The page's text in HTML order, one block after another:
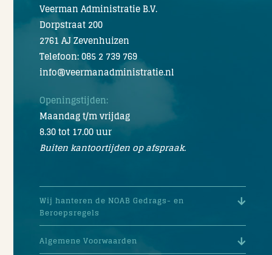
Veerman Administratie B.V.
Dorpstraat 200
2761 AJ Zevenhuizen
Telefoon: 085 2 739 769
info@veermanadministratie.nl
Openingstijden:
Maandag t/m vrijdag
8.30 tot 17.00 uur
Buiten kantoortijden op afspraak.
Wij hanteren de NOAB Gedrags- en
Beroepsregels
Algemene Voorwaarden